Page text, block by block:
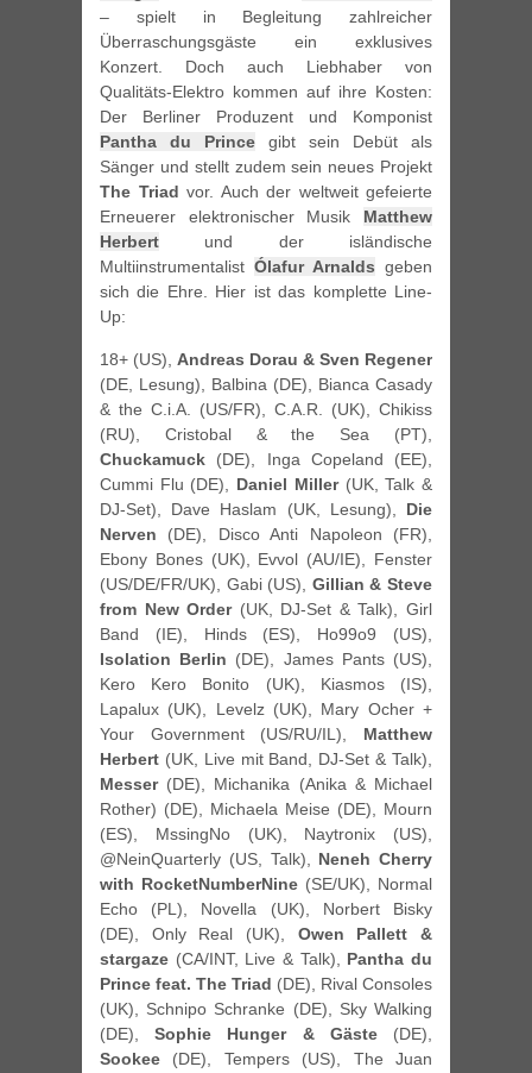
– spielt in Begleitung zahlreicher
Überraschungsgäste ein exklusives
Konzert. Doch auch Liebhaber von
Qualitäts-Elektro kommen auf ihre Kosten:
Der Berliner Produzent und Komponist
Pantha du Prince gibt sein Debüt als
Sänger und stellt zudem sein neues Projekt
The Triad vor. Auch der weltweit gefeierte
Erneuerer elektronischer Musik Matthew
Herbert und der isländische
Multiinstrumentalist Ólafur Arnalds geben
sich die Ehre. Hier ist das komplette Line-
Up:
18+ (US), Andreas Dorau & Sven Regener
(DE, Lesung), Balbina (DE), Bianca Casady
& the C.i.A. (US/FR), C.A.R. (UK), Chikiss
(RU), Cristobal & the Sea (PT),
Chuckamuck (DE), Inga Copeland (EE),
Cummi Flu (DE), Daniel Miller(UK, Talk &
DJ-Set), Dave Haslam (UK, Lesung), Die
Nerven (DE), Disco Anti Napoleon (FR),
Ebony Bones (UK), Evvol (AU/IE), Fenster
(US/DE/FR/UK), Gabi (US), Gillian & Steve
from New Order(UK, DJ-Set & Talk), Girl
Band (IE), Hinds (ES), Ho99o9 (US),
Isolation Berlin (DE), James Pants (US),
Kero Kero Bonito (UK), Kiasmos (IS),
Lapalux (UK), Levelz (UK), Mary Ocher +
Your Government (US/RU/IL), Matthew
Herbert (UK, Live mit Band, DJ-Set & Talk),
Messer(DE), Michanika (Anika & Michael
Rother) (DE), Michaela Meise (DE), Mourn
(ES), MssingNo (UK), Naytronix (US),
@NeinQuarterly (US, Talk), Neneh Cherry
with RocketNumberNine (SE/UK), Normal
Echo (PL), Novella (UK), Norbert Bisky
(DE), Only Real (UK), Owen Pallett &
stargaze (CA/INT, Live & Talk), Pantha du
Prince feat. The Triad (DE), Rival Consoles
(UK), Schnipo Schranke (DE), Sky Walking
(DE),Sophie Hunger & Gäste(DE),
Sookee (DE), Tempers (US), The Juan